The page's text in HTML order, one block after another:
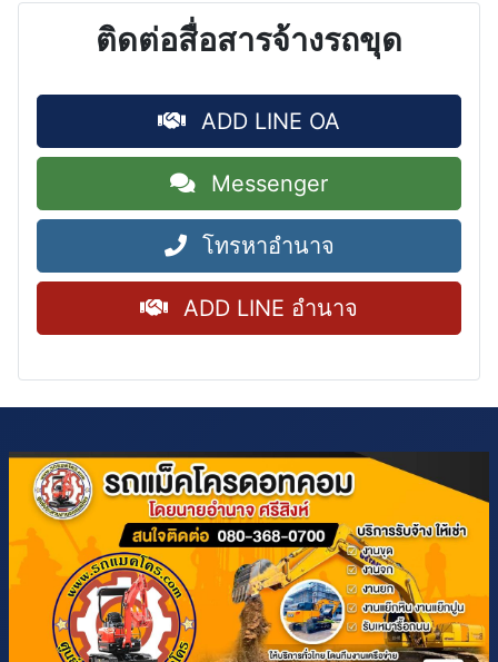
ติดต่อสื่อสารจ้างรถขุด
ADD LINE OA
Messenger
โทรหาอำนาจ
ADD LINE อำนาจ